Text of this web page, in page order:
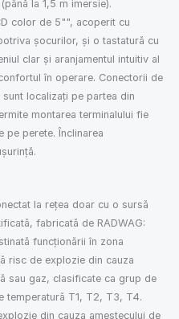
la 1,5 m imersie).
color de 5"", acoperit cu
șocurilor, și o tastatură cu
clar și aranjamentul intuitiv al
în operare. Conectorii de
localizați pe partea din
montarea terminalului fie
pe perete. Înclinarea
la rețea doar cu o sursă
fabricată de RADWAG:
funcționării în zona
risc de explozie din cauza
sau gaz, clasificate ca grup de
temperatură T1, T2, T3, T4.
din cauza amestecului de